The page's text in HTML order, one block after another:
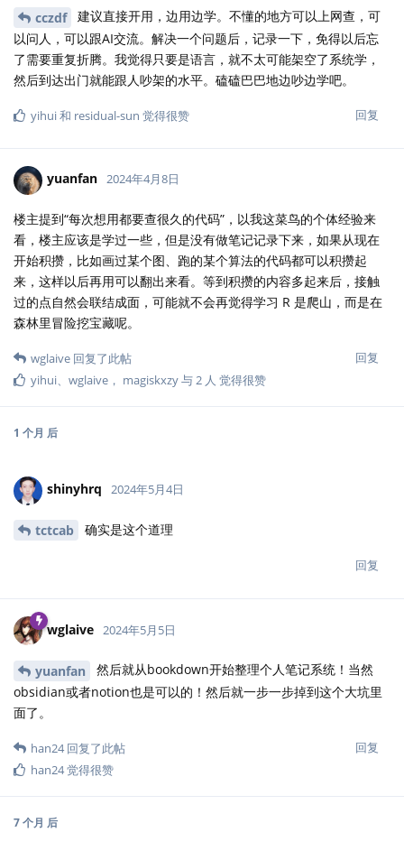
cczdf
建议直接开用，边用边学。不懂的地方可以上网查，可
以问人，可以跟AI交流。解决一个问题后，记录一下，免得以后忘
了需要重复折腾。我觉得只要是语言，就不太可能架空了系统学，
然后到达出门就能跟人吵架的水平。磕磕巴巴地边吵边学吧。
回复
yihui和 residual-sun 觉得很赞
yuanfan 2024年4月8日
楼主提到“每次想用都要查很久的代码”，以我这菜鸟的个体经验来
看，楼主应该是学过一些，但是没有做笔记记录下来，如果从现在
开始积攒，比如画过某个图、跑的某个算法的代码都可以积攒起
来，这样以后再用可以翻出来看。等到积攒的内容多起来后，接触
过的点自然会联结成面，可能就不会再觉得学习 R 是爬山，而是在
森林里冒险挖宝藏呢。
回复
wglaive 回复了此帖
yihui
wglaive ， magiskxzy与 2 人 觉得很赞
1 个月 后
shinyhrq 2024年5月4日
tctcab 确实是这个道理
回复
wglaive 2024年5月5日
yuanfan
然后就从bookdown开始整理个人笔记系统！当然
obsidian或者notion也是可以的！然后就一步一步掉到这个大坑里
面了。
回复
han24回复了此帖
han24觉得很赞
7 个月 后